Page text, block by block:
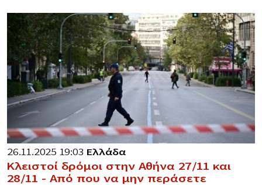
26.11.2025 19:03 Ελλάδα
Κλειστοί δρόμοι στην Αθήνα 27/11 και
28/11 – Από που να μην περάσετε